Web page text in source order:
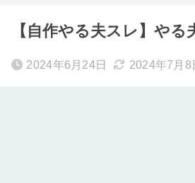
【自作やる夫スレ】や
2024年6月24日 2024年7月8